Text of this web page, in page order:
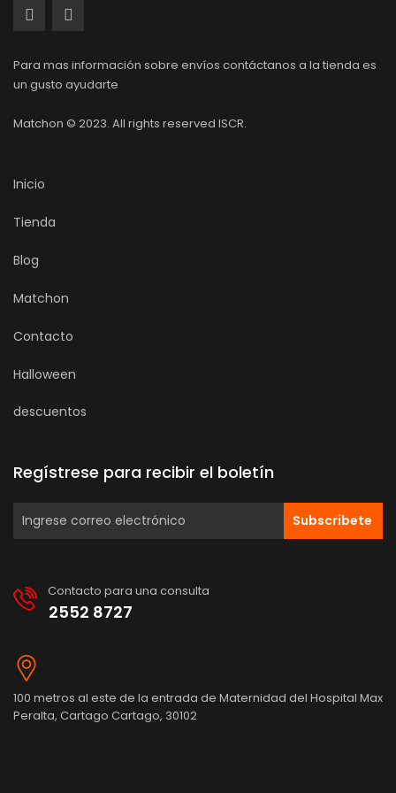
Para mas información sobre envíos contáctanos a la tienda es
un gusto ayudarte
Matchon © 2023. All rights reserved ISCR.
Inicio
Tienda
Blog
Matchon
Contacto
Halloween
descuentos
Regístrese para recibir el boletín
Subscribete
Contacto para una consulta
2552 8727
100 metros al este de la entrada de Maternidad del Hospital Max
Peralta, Cartago Cartago, 30102